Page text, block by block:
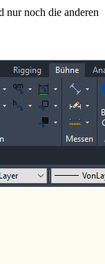
nur noch die anderen